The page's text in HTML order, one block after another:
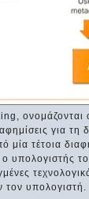
ονομάζονται
για τη
μία τέτοια
ο υπολογιστής
τον υπολογιστή.